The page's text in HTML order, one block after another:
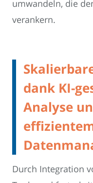
umwandeln, die
verankern.
dank KI-
Analyse
Durch Integration